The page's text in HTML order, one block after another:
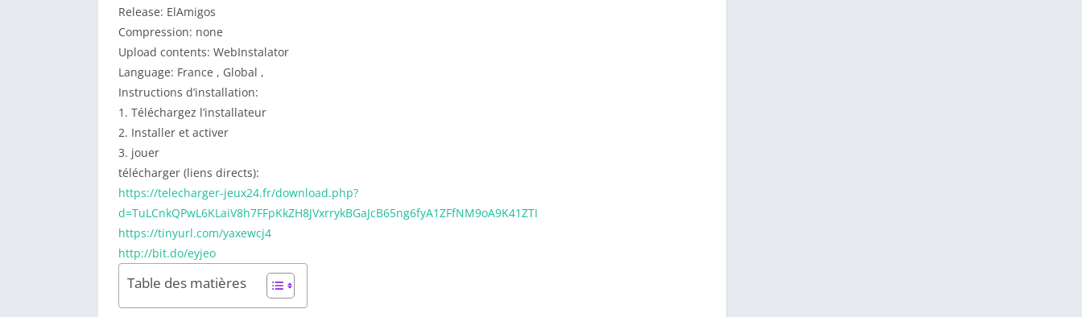
Release: ElAmigos
Compression: none
Upload contents: WebInstalator
Language: France , Global ,
Instructions d’installation:
1. Téléchargez l’installateur
2. Installer et activer
3. jouer
télécharger (liens directs):
https://telecharger-jeux24.fr/download.php?
d=TuLCnkQPwL6KLaiV8h7FFpKkZH8JVxrrykBGaJcB65ng6fyA1ZFfNM9oA9K41ZTI
https://tinyurl.com/yaxewcj4
http://bit.do/eyjeo
Table des matières